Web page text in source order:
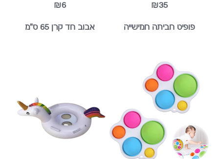
פופיט חביתה חמישייה